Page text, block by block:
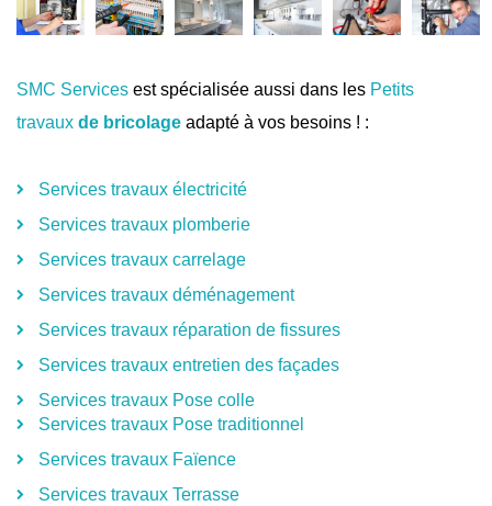
SMC Services est spécialisée aussi dans les Petits
travaux de bricolage adapté à vos besoins ! :
Services travaux électricité
Services travaux plomberie
Services travaux carrelage
Services travaux déménagement
Services travaux réparation de fissures
Services travaux entretien des façades
Services travaux Pose colle
Services travaux Pose traditionnel
Services travaux Faïence
Services travaux Terrasse